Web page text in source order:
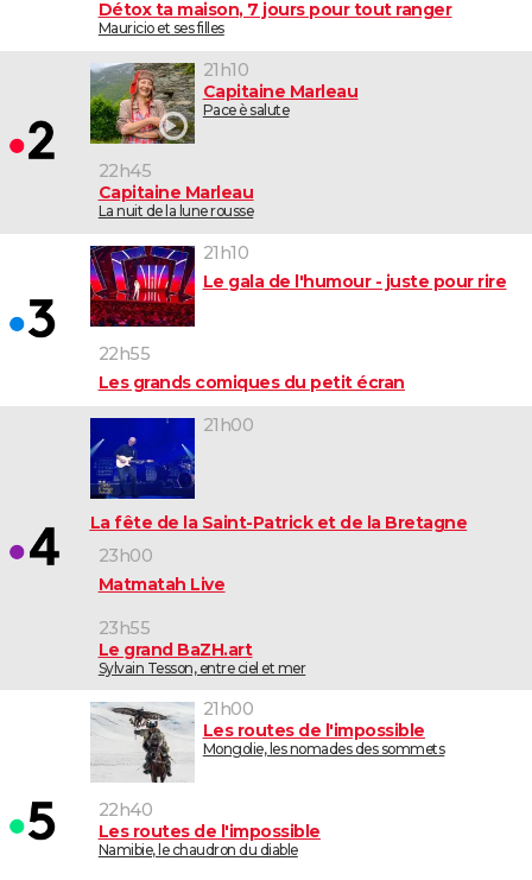
Destinations
Voyage nature
Voyage de noces
GUIDES D'ACHAT
BONS PLANS
CARTE DE VOEUX
Carte de Noël
Carte Bonne année
Carte Saint-Valentin
Carte Pâques
Carte d'anniversaire
DICTIONNAIRE
Dictionnaire
Biographies
Expressions
Proverbes
PROGRAMME TV
COPAINS D'AVANT
Se connecter
Entreprises
Service militaire
Avis de recherche
AVIS DE DÉCÈS
Détox ta maison, 7 jours pour tout ranger
Mauricio et ses filles
21h10
Capitaine Marleau
Pace è salute
22h45
Capitaine Marleau
La nuit de la lune rousse
21h10
Le gala de l'humour - juste pour rire
22h55
Les grands comiques du petit écran
21h00
La fête de la Saint-Patrick et de la Bretagne
23h00
Matmatah Live
23h55
Le grand BaZH.art
Sylvain Tesson, entre ciel et mer
21h00
Les routes de l'impossible
Mongolie, les nomades des sommets
22h40
Les routes de l'impossible
Namibie, le chaudron du diable